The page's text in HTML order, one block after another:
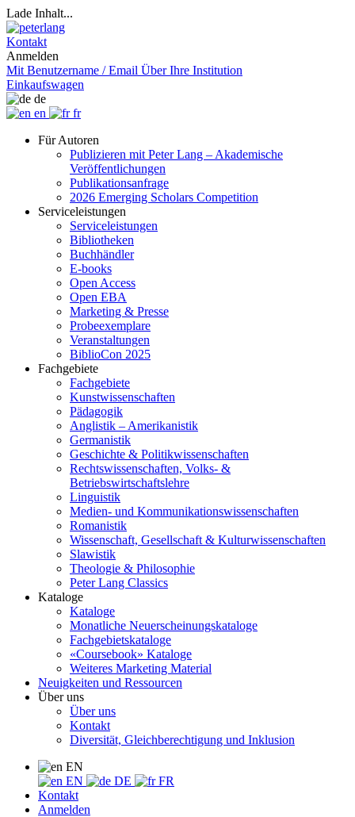
Lade Inhalt...
Kontakt
Anmelden
Mit Benutzername / Email Über Ihre Institution
Einkaufswagen
de
en
fr
Für Autoren
Publizieren mit Peter Lang – Akademische
Veröffentlichungen
Publikationsanfrage
2026 Emerging Scholars Competition
Serviceleistungen
Serviceleistungen
Bibliotheken
Buchhändler
E-books
Open Access
Open EBA
Marketing & Presse
Probeexemplare
Veranstaltungen
BiblioCon 2025
Fachgebiete
Fachgebiete
Kunstwissenschaften
Pädagogik
Anglistik – Amerikanistik
Germanistik
Geschichte & Politikwissenschaften
Rechtswissenschaften, Volks- &
Betriebswirtschaftslehre
Linguistik
Medien- und Kommunikationswissenschaften
Romanistik
Wissenschaft, Gesellschaft & Kulturwissenschaften
Slawistik
Theologie & Philosophie
Peter Lang Classics
Kataloge
Kataloge
Monatliche Neuerscheinungskataloge
Fachgebietskataloge
«Coursebook» Kataloge
Weiteres Marketing Material
Neuigkeiten und Ressourcen
Über uns
Über uns
Kontakt
Diversität, Gleichberechtigung und Inklusion
EN
EN
DE
FR
Kontakt
Anmelden